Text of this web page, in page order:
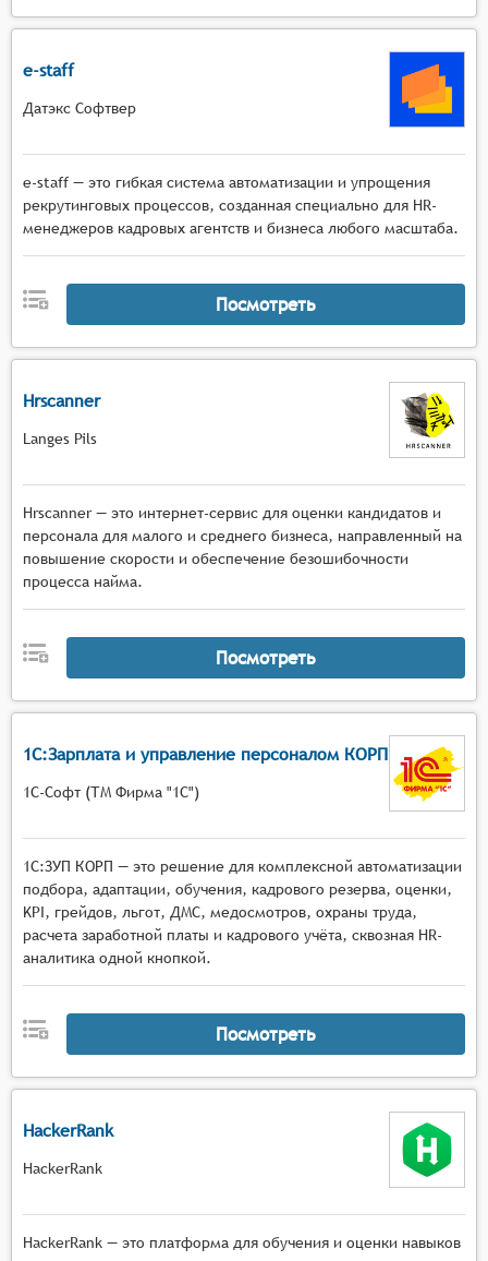
e-staff
Датэкс Софтвер
e-staff — это гибкая система автоматизации и упрощения
рекрутинговых процессов, созданная специально для HR-
менеджеров кадровых агентств и бизнеса любого масштаба.
Посмотреть
Hrscanner
Langes Pils
Hrscanner — это интернет-сервис для оценки кандидатов и
персонала для малого и среднего бизнеса, направленный на
повышение скорости и обеспечение безошибочности
процесса найма.
Посмотреть
1С:Зарплата и управление персоналом КОРП
1С-Софт (ТМ Фирма "1С")
1С:ЗУП КОРП — это решение для комплексной автоматизации
подбора, адаптации, обучения, кадрового резерва, оценки,
KPI, грейдов, льгот, ДМС, медосмотров, охраны труда,
расчета заработной платы и кадрового учёта, сквозная HR-
аналитика одной кнопкой.
Посмотреть
HackerRank
HackerRank
HackerRank — это платформа для обучения и оценки навыков